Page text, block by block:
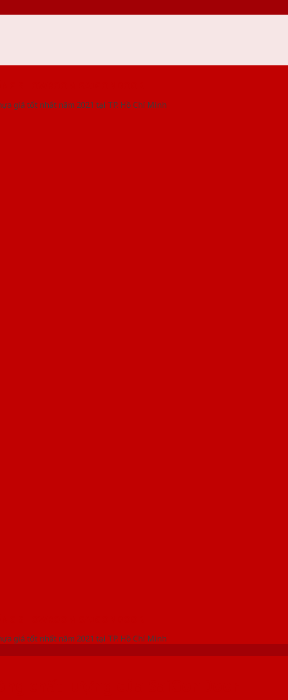
giá tốt nhất năm 2021 tại TP. Hồ Chí Minh
giá tốt nhất năm 2021 tại TP. Hồ Chí Minh